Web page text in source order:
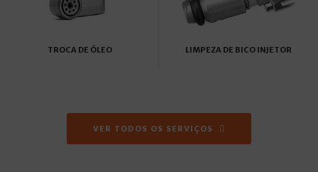
TROCA DE ÓLEO LIMPEZA DE BICO INJETOR
VER TODOS OS SERVIÇOS